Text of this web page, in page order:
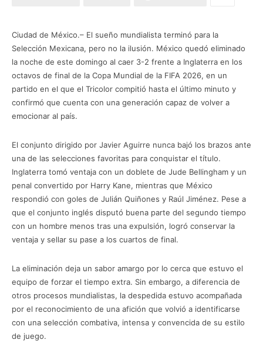
Ciudad de México.– El sueño mundialista terminó para la
Selección Mexicana, pero no la ilusión. México quedó eliminado
la noche de este domingo al caer 3-2 frente a Inglaterra en los
octavos de final de la Copa Mundial de la FIFA 2026, en un
partido en el que el Tricolor compitió hasta el último minuto y
confirmó que cuenta con una generación capaz de volver a
emocionar al país.
El conjunto dirigido por Javier Aguirre nunca bajó los brazos ante
una de las selecciones favoritas para conquistar el título.
Inglaterra tomó ventaja con un doblete de Jude Bellingham y un
penal convertido por Harry Kane, mientras que México
respondió con goles de Julián Quiñones y Raúl Jiménez. Pese a
que el conjunto inglés disputó buena parte del segundo tiempo
con un hombre menos tras una expulsión, logró conservar la
ventaja y sellar su pase a los cuartos de final.
La eliminación deja un sabor amargo por lo cerca que estuvo el
equipo de forzar el tiempo extra. Sin embargo, a diferencia de
otros procesos mundialistas, la despedida estuvo acompañada
por el reconocimiento de una afición que volvió a identificarse
con una selección combativa, intensa y convencida de su estilo
de juego.